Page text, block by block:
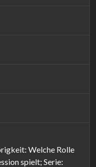
Welche Rolle
spielt; Serie: